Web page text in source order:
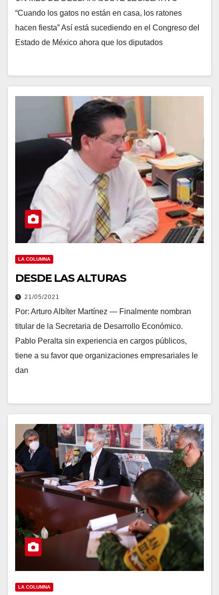
“Cuando los gatos no están en casa, los ratones
hacen fiesta” Así está sucediendo en el Congreso del
Estado de México ahora que los diputados
LA COLUMNA
DESDE LAS ALTURAS
21/05/2021
Por: Arturo Albíter Martínez — Finalmente nombran
titular de la Secretaria de Desarrollo Económico.
Pablo Peralta sin experiencia en cargos públicos,
tiene a su favor que organizaciones empresariales le
dan
LA COLUMNA